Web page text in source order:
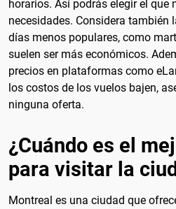
horarios. Así podrás elegir el que
necesidades. Considera también
días menos populares, como
suelen ser más económicos.
precios en plataformas como
los costos de los vuelos bajen,
ninguna oferta.
¿Cuándo es el
para visitar la
Montreal es una ciudad que